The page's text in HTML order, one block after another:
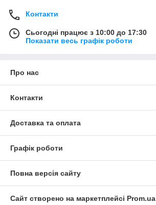
Контакти
Сьогодні працює з 10:00 до 17:30
Показати весь графік роботи
Про нас
Контакти
Доставка та оплата
Графік роботи
Повна версія сайту
Сайт створено на маркетплейсі Prom.ua